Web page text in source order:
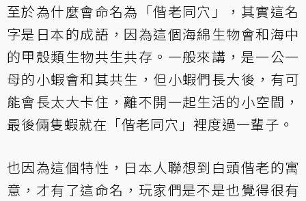
至於為什麼會命名為「偕老同穴」，其實這名
字是日本的成語，因為這個海綿生物會和海中
的甲殼類生物共生共存。一般來講，是一公一
母的小蝦會和其共生，但小蝦們長大後，有可
能會長太大卡住，離不開一起生活的小空間，
最後倆隻蝦就在「偕老同穴」裡度過一輩子。
也因為這個特性，日本人聯想到白頭偕老的寓
意，才有了這命名，玩家們是不是也覺得很有